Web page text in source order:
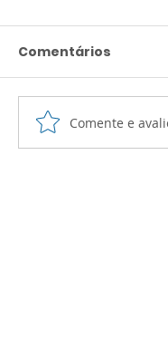
TUTORIA:
Secreta
Comentários
Comente e